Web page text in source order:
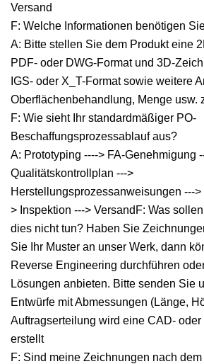
Versand
F: Welche Informationen benötigen
A: Bitte stellen Sie dem Produkt eine
PDF- oder DWG-Format und 3D-
IGS- oder X_T-Format sowie weitere
Oberflächenbehandlung, Menge usw.
F: Wie sieht Ihr standardmäßiger PO-
Beschaffungsprozessablauf aus?
A: Prototyping ----> FA-Genehmigung
Qualitätskontrollplan --->
Herstellungsprozessanweisungen ---
> Inspektion ---> VersandF: Was
dies nicht tun? Haben Sie
Sie Ihr Muster an unser Werk, dann
Reverse Engineering durchführen
Lösungen anbieten. Bitte senden Sie
Entwürfe mit Abmessungen (Länge,
Auftragserteilung wird eine CAD-
erstellt
F: Sind meine Zeichnungen nach